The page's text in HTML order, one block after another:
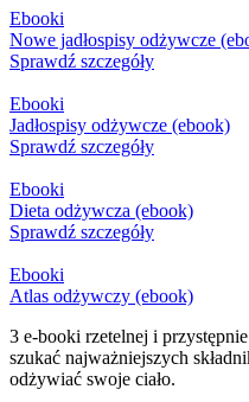
Ebooki
Nowe jadłospisy odżywcze
Sprawdź szczegóły
Ebooki
Jadłospisy odżywcze (ebook)
Sprawdź szczegóły
Ebooki
Dieta odżywcza (ebook)
Sprawdź szczegóły
Ebooki
Atlas odżywczy (ebook)
3 e-booki rzetelnej i
szukać najważniejszych
odżywiać swoje ciało.